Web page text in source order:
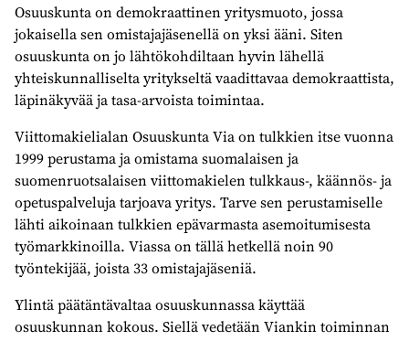
Osuuskunta on demokraattinen yritysmuoto, jossa
jokaisella sen omistajajäsenellä on yksi ääni. Siten
osuuskunta on jo lähtökohdiltaan hyvin lähellä
yhteiskunnalliselta yritykseltä vaadittavaa demokraattista,
läpinäkyvää ja tasa-arvoista toimintaa.
Viittomakielialan Osuuskunta Via on tulkkien itse vuonna
1999 perustama ja omistama suomalaisen ja
suomenruotsalaisen viittomakielen tulkkaus-, käännös- ja
opetuspalveluja tarjoava yritys. Tarve sen perustamiselle
lähti aikoinaan tulkkien epävarmasta asemoitumisesta
työmarkkinoilla. Viassa on tällä hetkellä noin 90
työntekijää, joista 33 omistajajäseniä.
Ylintä päätäntävaltaa osuuskunnassa käyttää
osuuskunnan kokous. Siellä vedetään Viankin toiminnan